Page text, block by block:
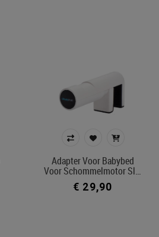
Adapter Voor Babybed
Voor Schommelmotor Sl…
€ 29,90